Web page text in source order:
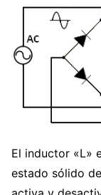
El inductor «L»
estado sólido